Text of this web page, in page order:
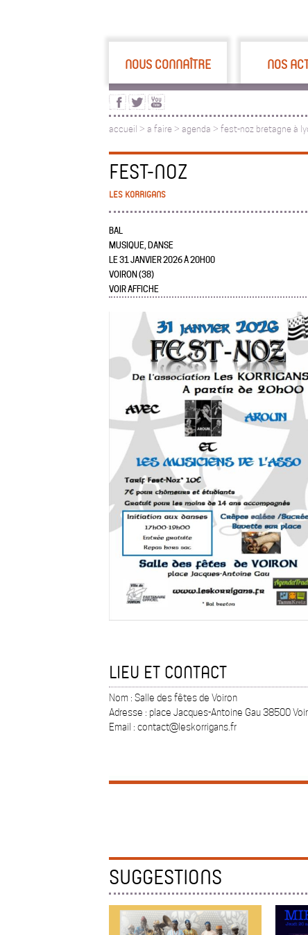
NOUS CONNAÎTRE NOS
accueil > a faire > agenda > fest-noz bretagne à
FEST-NOZ
LES KORRIGANS
BAL
MUSIQUE, DANSE
LE 31 JANVIER 2026 À 20H00
VOIRON (38)
VOIR AFFICHE
LIEU ET CONTACT
Nom : Salle des fêtes de Voiron
Adresse : place Jacques-Antoine Gau 38500
Email : contact@leskorrigans.fr
SUGGESTIONS